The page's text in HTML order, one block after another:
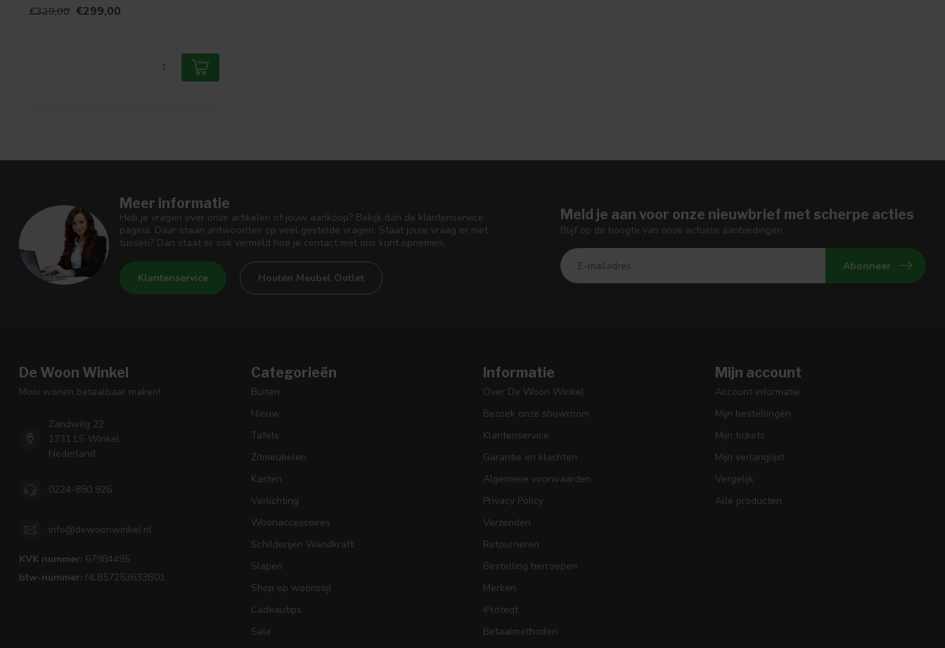
€329,00 €299,00
.
.
Meer informatie
Heb je vragen over onze artikelen of jouw aankoop? Bekijk dan de klantenservice
pagina. Daar staan antwoorden op veel gestelde vragen. Staat jouw vraag er niet
tussen? Dan staat er ook vermeld hoe je contact met ons kunt opnemen.
Klantenservice Houten Meubel Outlet
Meld je aan voor onze nieuwbrief met scherpe acties
Blijf op de hoogte van onze actuele aanbiedingen
Abonneer
De Woon Winkel
Mooi wonen betaalbaar maken!
Zandwilg 22
1731 LS Winkel
Nederland
0224-850 926
info@dewoonwinkel.nl
KVK nummer: 67984495
btw-nummer: NL857253633B01
Categorieën
Buiten
Nieuw
Tafels
Zitmeubelen
Kasten
Verlichting
Woonaccessoires
Schilderijen Wandkraft
Slapen
Shop op woonstijl
Cadeautips
Sale
Informatie
Over De Woon Winkel
Bezoek onze showroom
Klantenservice
Garantie en klachten
Algemene voorwaarden
Privacy Policy
Verzenden
Retourneren
Bestelling herroepen
Merken
iProteqt
Betaalmethoden
Mijn account
Account informatie
Mijn bestellingen
Mijn tickets
Mijn verlanglijst
Vergelijk
Alle producten